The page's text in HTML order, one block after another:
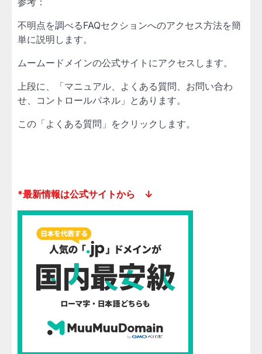
不明点を調べるFAQセクションへのアクセス方法を簡
単に説明します。
ムームードメインの公式サイトにアクセスします。
上段に、「マニュアル、よくある質問、お問い合わ
せ、コントロールパネル」とあります。
この「よくある質問」をクリックします。
*最新情報は公式サイトから ↓